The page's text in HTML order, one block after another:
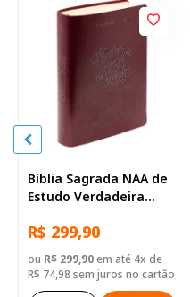
Bíblia Sagrada NAA de
Estudo Verdadeira
Regular, com mapa,
Capa Couro Sintético
Ilustrada Marrom
R$ 299,90
ou R$ 299,90em até 4x de
R$ 74,98 sem juros no cartão